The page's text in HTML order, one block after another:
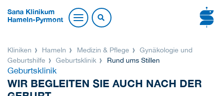
Sana Klinikum
Hameln-Pyrmont
Kliniken Hameln Medizin & Pflege
Gynäkologie und
Geburtshilfe
Geburtsklinik Rund ums Stillen
Geburtsklinik
WIR BEGLEITEN SIE AUCH NACH DER